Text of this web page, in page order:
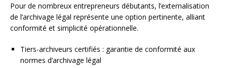
Pour de nombreux entrepreneurs débutants, l’externalisation
de l’archivage légal représente une option pertinente, alliant
conformité et simplicité opérationnelle.
Tiers-archiveurs certifiés : garantie de conformité aux
normes d’archivage légal